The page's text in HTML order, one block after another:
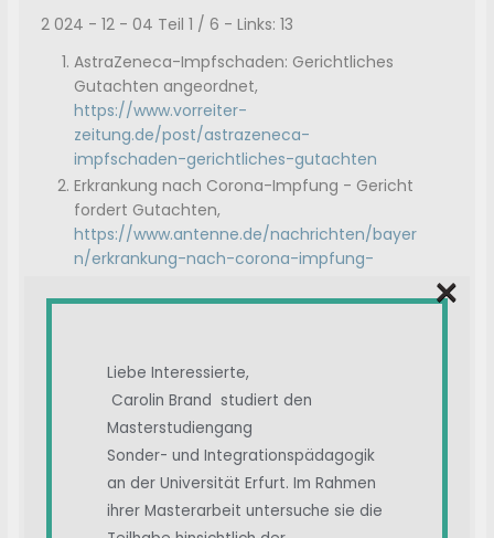
2 024 - 12 - 04 Teil 1 / 6 - Links: 13
AstraZeneca-Impfschaden: Gerichtliches
Gutachten angeordnet,
https://www.vorreiter-
zeitung.de/post/astrazeneca-
impfschaden-gerichtliches-gutachten
Erkrankung nach Corona-Impfung - Gericht
fordert Gutachten,
https://www.antenne.de/nachrichten/bayer
n/erkrankung-nach-corona-impfung-
Erkrankung nach Corona-Impfung: Gericht
g-nach-corona-impfung-gericht-fordert-
gutachten-ein-100.html
Erkrankung nach Corona-Impfung - Gericht
fordert Gutachten,
https://www.zeit.de/news/2024-
12/04/erkrankung-nach-corona-impfung-
gericht-fordert-gutachten
Liebe Interessierte,
Carolin Brand studiert den
Masterstudiengang
Sonder- und Integrationspädagogik
an der Universität Erfurt. Im Rahmen
ihrer Masterarbeit untersuche sie die
×